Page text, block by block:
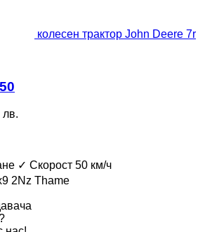
колесен трактор John Deere 7r
лв.
✓ Скорост 50 км/ч
2Nz Thame